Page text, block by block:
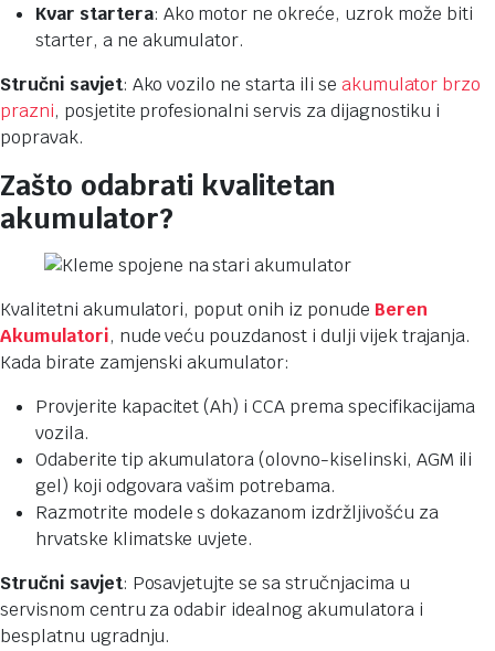
Kvar startera: Ako motor ne okreće, uzrok može biti
starter, a ne akumulator.
Stručni savjet: Ako vozilo ne starta ili se akumulator brzo
prazni, posjetite profesionalni servis za dijagnostiku i
popravak.
Zašto odabrati kvalitetan
akumulator?
Kvalitetni akumulatori, poput onih iz ponude Beren
Akumulatori, nude veću pouzdanost i dulji vijek trajanja.
Kada birate zamjenski akumulator:
Provjerite kapacitet (Ah) i CCA prema specifikacijama
vozila.
Odaberite tip akumulatora (olovno-kiselinski, AGM ili
gel) koji odgovara vašim potrebama.
Razmotrite modele s dokazanom izdržljivošću za
hrvatske klimatske uvjete.
Stručni savjet: Posavjetujte se sa stručnjacima u
servisnom centru za odabir idealnog akumulatora i
besplatnu ugradnju.